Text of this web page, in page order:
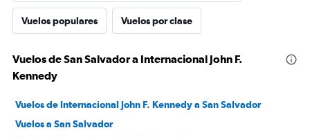
Vuelos populares Vuelos por clase
Vuelos de San Salvador a Internacional John F.
Kennedy
Vuelos de Internacional John F. Kennedy a San Salvador
Vuelos a San Salvador